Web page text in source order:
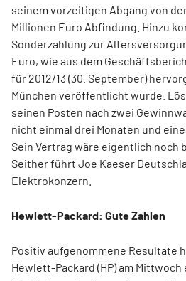
seinem vorzeitigen Abgang von
Millionen Euro Abfindung. Hinzu
Sonderzahlung zur
Euro, wie aus dem
für 2012/13 (30. September)
München veröffentlicht wurde.
seinen Posten nach zwei
nicht einmal drei Monaten und
Sein Vertrag wäre eigentlich noch
Seither führt Joe Kaeser
Elektrokonzern.
Hewlett-Packard: Gute Zahlen
Positiv aufgenommene Resultate
Hewlett-Packard (HP) am Mittwoch